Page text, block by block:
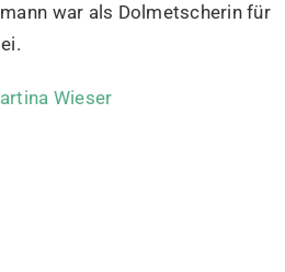
war als Dolmetscherin für
Wieser